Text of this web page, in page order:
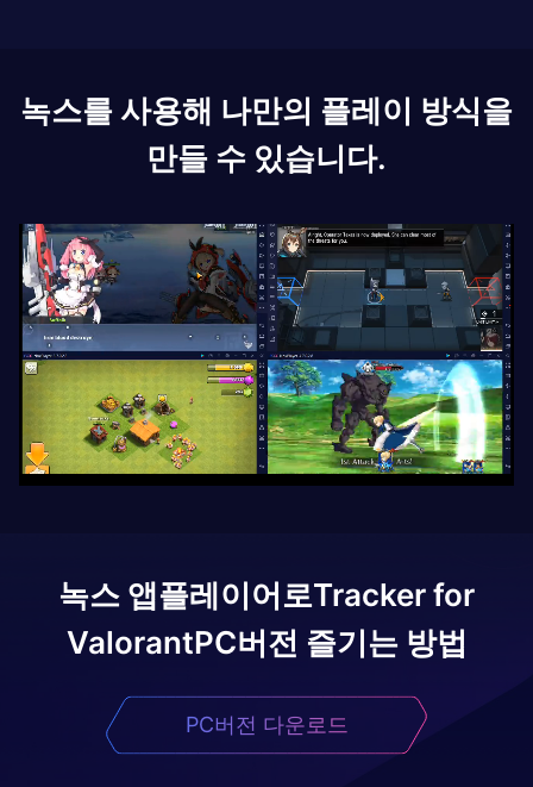
녹스를 사용해 나만의 플레이 방식을
만들 수 있습니다.
녹스 앱플레이어로Tracker for
ValorantPC버전 즐기는 방법
PC버전 다운로드